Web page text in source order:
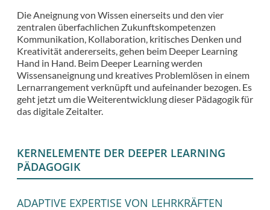
Die Aneignung von Wissen einerseits und den vier
zentralen überfachlichen Zukunftskompetenzen
Kommunikation, Kollaboration, kritisches Denken und
Kreativität andererseits, gehen beim Deeper Learning
Hand in Hand. Beim Deeper Learning werden
Wissensaneignung und kreatives Problemlösen in einem
Lernarrangement verknüpft und aufeinander bezogen. Es
geht jetzt um die Weiterentwicklung dieser Pädagogik für
das digitale Zeitalter.
KERNELEMENTE DER DEEPER LEARNING
PÄDAGOGIK
ADAPTIVE EXPERTISE VON LEHRKRÄFTEN